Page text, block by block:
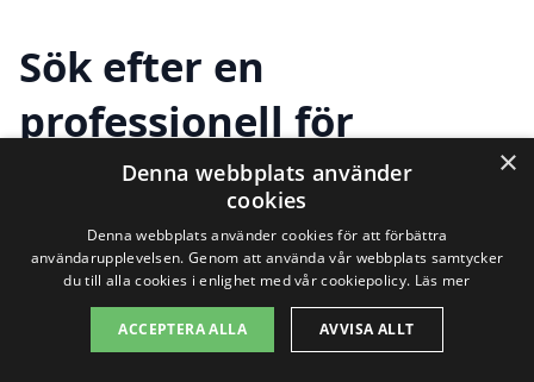
Sök efter en
professionell för
markarbete i andra
städer nära Emmaboda
Att hitta rätt företag för
markarbete i
×
Denna webbplats använder
cookies
Denna webbplats använder cookies för att förbättra
användarupplevelsen. Genom att använda vår webbplats samtycker
du till alla cookies i enlighet med vår cookiepolicy. Läs mer
ACCEPTERA ALLA AVVISA ALLT